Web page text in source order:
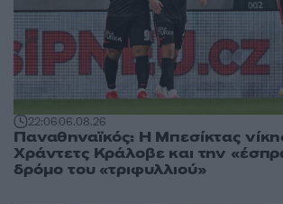
22:0606.08.26
Παναθηναϊκός: Η Μπεσίκτας
Χράντετς Κράλοβε και την
δρόμο του «τριφυλλιού»